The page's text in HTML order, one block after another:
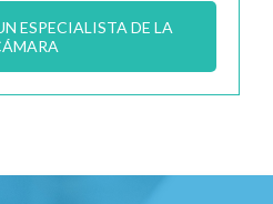
ESPECIALISTA DE LA